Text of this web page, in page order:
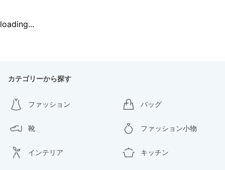
loading...
カテゴリーから探す
ファッション バッグ
靴 ファッション小物
インテリア キッチン